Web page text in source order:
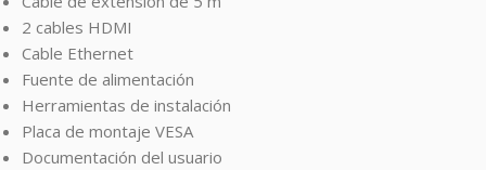
2 cables HDMI
Cable Ethernet
Fuente de alimentación
Herramientas de instalación
Placa de montaje VESA
Documentación del usuario